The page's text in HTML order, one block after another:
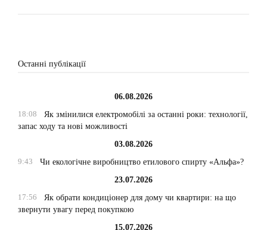
Останні публікації
06.08.2026
18:08
Як змінилися електромобілі за останні роки: технології,
запас ходу та нові можливості
03.08.2026
9:43
Чи екологічне виробництво етилового спирту «Альфа»?
23.07.2026
17:56
Як обрати кондиціонер для дому чи квартири: на що
звернути увагу перед покупкою
15.07.2026